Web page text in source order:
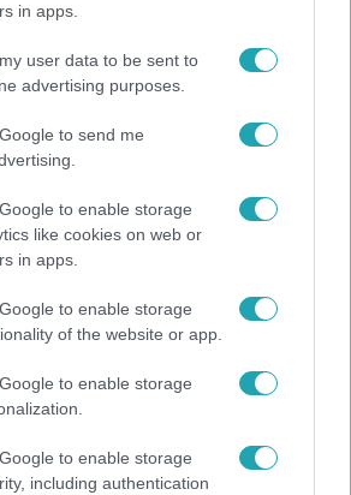
in apps.
user data to be sent to
advertising purposes.
to send me
to enable storage
like cookies on web or
in apps.
to enable storage
of the website or app.
to enable storage
to enable storage
including authentication
a csúcstól fordult vissza
– Emilio és Tina szerelmes